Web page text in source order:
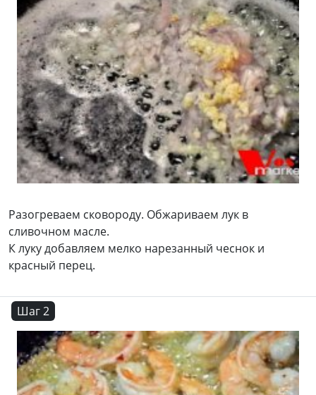
Разогреваем сковороду. Обжариваем лук в
сливочном масле.
К луку добавляем мелко нарезанный чеснок и
красный перец.
Шаг 2